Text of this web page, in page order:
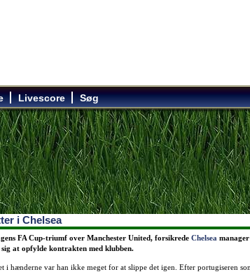
Livescore Søg
i Chelsea
FA Cup-triumf over Manchester United, forsikrede Chelsea manager
at opfylde kontrakten med klubben.
i hænderne var han ikke meget for at slippe det igen. Efter portugiseren